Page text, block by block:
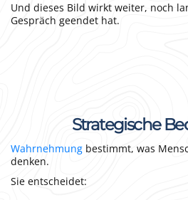
Und dieses Bild wirkt weiter, noch
Gespräch geendet hat.
Strategische
Wahrnehmung bestimmt, was
denken.
Sie entscheidet: